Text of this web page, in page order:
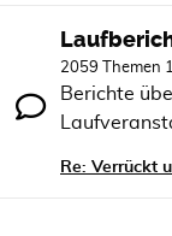
2059 Themen
Berichte
Re: Verrückt